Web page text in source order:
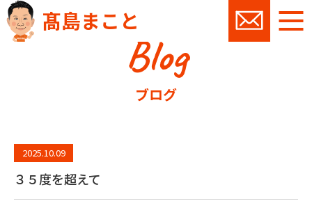
髙島まこと
Blog
ブログ
2025.10.09
３５度を超えて